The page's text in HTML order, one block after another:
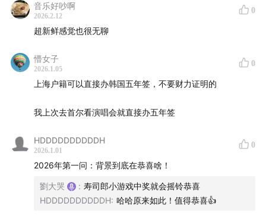
遗珠：《拜六礼拜》、《无尽的尽头》、《摩登家庭》、
《热点》、《混沌少年时》、《片场风云》、《回魂
计》、《公益律师》、《都是她的错》、《善意的竞争》
年度番剧
谭朋友👉🏻《胆大党》
刘大哭👉🏻《进击的巨人》
提到：《熏香花朵凛然绽放》、《咒术回战》、【利兹与
青鸟】
音乐好吵啊
2026.2.12
0
超新鲜感觉也很无聊
懵女子
2026.1.05
0
上海户籍可以直接办韩国五年签，不要财力证明的
我上次去首尔看演唱会就直接办五年签
HDDDDDDDDDDH
2026.1.01
0
2026年第一问：背景到底在恭喜啥！
劉大哭 : 寿司郎小游戏中奖就会摇铃恭喜
HDDDDDDDDDDH: 哈哈原来如此！值得恭喜👍